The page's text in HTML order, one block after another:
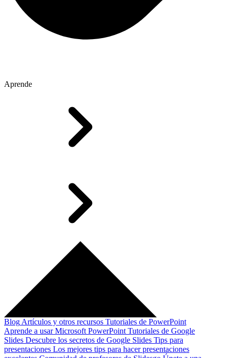
Aprende
Blog Artículos y otros recursos Tutoriales de PowerPoint
Aprende a usar Microsoft PowerPoint Tutoriales de Google
Slides Descubre los secretos de Google Slides Tips para
presentaciones Los mejores tips para hacer presentaciones